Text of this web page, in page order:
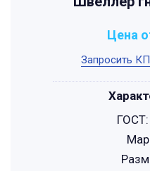
Запросить
Цена
ГОСТ: